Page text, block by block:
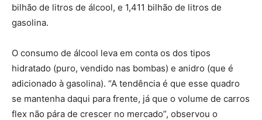
bilhão de litros de álcool, e 1,411 bilhão de litros de
gasolina.
O consumo de álcool leva em conta os dos tipos
hidratado (puro, vendido nas bombas) e anidro (que é
adicionado à gasolina). “A tendência é que esse quadro
se mantenha daqui para frente, já que o volume de carros
flex não pára de crescer no mercado”, observou o